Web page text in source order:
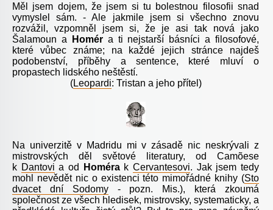
Měl jsem dojem, že jsem si tu bolestnou filosofii snad
vymyslel sám. - Ale jakmile jsem si všechno znovu
rozvážil, vzpomněl jsem si, že je asi tak nová jako
Šalamoun a
Homéra ti nejstarší básníci a filosofové,
které vůbec známe; na každé jejich stránce najdeš
podobenství, příběhy a sentence, které mluví o
propastech lidského neštěstí.
(Leopardi: Tristan a jeho přítel)
Na univerzitě v Madridu mi v zásadě nic neskrývali z
mistrovských děl světové literatury, od Camõese
k Dantovi a od HomérakCervantesovi. Jak jsem tedy
mohl nevědět nic o existenci této mimořádné knihy (Sto
dvacet dní Sodomy- pozn. Mis.), která zkoumá
společnost ze všech hledisek, mistrovsky, systematicky, a